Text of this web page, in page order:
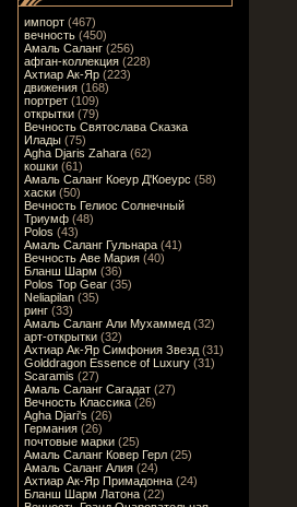
импорт (467)
вечность (450)
Амаль Саланг (256)
афган-коллекция (228)
Ахтиар Ак-Яр (223)
движения (168)
портрет (109)
открытки (79)
Вечность Святослава Сказка
Илады (75)
Agha Djaris Zahara (62)
кошки (61)
Амаль Саланг Коеур Д'Коеурс (58)
хаски (50)
Вечность Гелиос Солнечный
Триумф (48)
Polos (43)
Амаль Саланг Гульнара (41)
Вечность Аве Мария (40)
Бланш Шарм (36)
Polos Top Gear (35)
Neliapilan (35)
ринг (33)
Амаль Саланг Али Мухаммед (32)
арт-открытки (32)
Ахтиар Ак-Яр Симфония Звезд (31)
Golddragon Essence of Luxury (31)
Scaramis (27)
Амаль Саланг Сагадат (27)
Вечность Классика (26)
Agha Djari's (26)
Германия (26)
почтовые марки (25)
Амаль Саланг Ковер Герл (25)
Амаль Саланг Алия (24)
Ахтиар Ак-Яр Примадонна (24)
Бланш Шарм Латона (22)